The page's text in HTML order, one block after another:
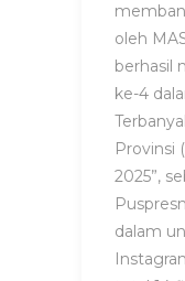
oleh
berhasil
ke-4
Provinsi
2025”,
dalam